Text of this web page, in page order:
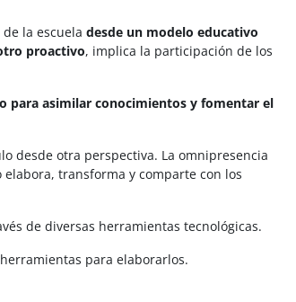
la escuela desde un modelo educativo
proactivo, implica la participación de los
para asimilar conocimientos y fomentar el
desde otra perspectiva. La omnipresencia
transforma y comparte con los
de diversas herramientas tecnológicas.
para elaborarlos.